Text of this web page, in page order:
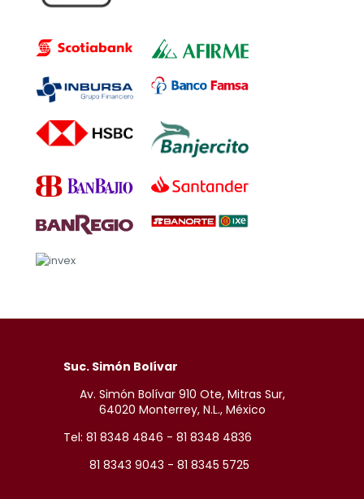
Suc. Simón Bolívar
Av. Simón Bolívar 910 Ote, Mitras Sur,
64020 Monterrey, N.L., México
Tel: 81 8348 4846 - 81 8348 4836
81 8343 9043 - 81 8345 5725